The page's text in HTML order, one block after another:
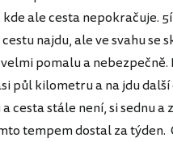
ale cesta nepokračuje.
najdu, ale ve svahu se
pomalu a nebezpečně.
půl kilometru a na jdu další
cesta stále není, si sednu a
tempem dostal za týden.